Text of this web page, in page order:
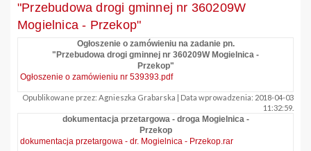
"Przebudowa drogi gminnej nr 360209W
Mogielnica - Przekop"
Ogłoszenie o zamówieniu na zadanie pn.
"Przebudowa drogi gminnej nr 360209W Mogielnica -
Przekop"
Ogłoszenie o zamówieniu nr 539393.pdf
Opublikowane przez: Agnieszka Grabarska | Data wprowadzenia: 2018-04-03
11:32:59.
dokumentacja przetargowa - droga Mogielnica -
Przekop
dokumentacja przetargowa - dr. Mogielnica - Przekop.rar